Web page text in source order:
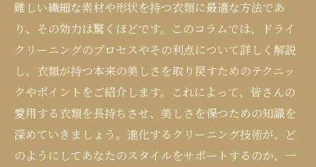
難しい繊細な素材や形状を持つ衣類に最適な方法であ
り、その効力は驚くほどです。このコラムでは、ドライ
クリーニングのプロセスやその利点について詳しく解説
し、衣類が持つ本来の美しさを取り戻すためのテクニッ
クやポイントをご紹介します。これによって、皆さんの
愛用する衣類を長持ちさせ、美しさを保つための知識を
深めていきましょう。進化するクリーニング技術が、ど
のようにしてあなたのスタイルをサポートするのか、一